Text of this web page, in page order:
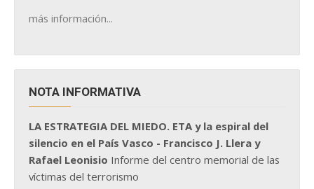
más información...
NOTA INFORMATIVA
LA ESTRATEGIA DEL MIEDO. ETA y la espiral del
silencio en el País Vasco - Francisco J. Llera y
Rafael Leonisio Informe del centro memorial de las
víctimas del terrorismo